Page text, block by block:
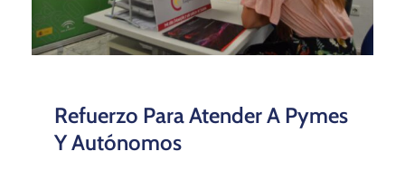
Refuerzo Para Atender A Pymes
Y Autónomos